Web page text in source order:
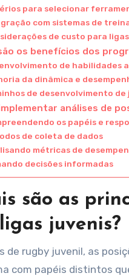
para selecionar
com sistemas de
de custo para
os benefícios dos
de habilidades
da dinâmica e
de desenvolvimento
análises de
os papéis e
de coleta de dados
métricas de
decisões informadas
são as
juvenis?
de rugby juvenil, as
com papéis distintos